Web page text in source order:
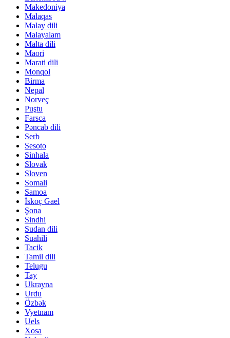
Makedoniya
Malaqas
Malay dili
Malayalam
Malta dili
Maori
Marati dili
Monqol
Birma
Nepal
Norveç
Puştu
Farsca
Pəncab dili
Serb
Sesoto
Sinhala
Slovak
Sloven
Somali
Samoa
İskoç Gael
Şona
Sindhi
Sudan dili
Suahili
Tacik
Tamil dili
Telugu
Tay
Ukrayna
Urdu
Özbək
Vyetnam
Uels
Xosa